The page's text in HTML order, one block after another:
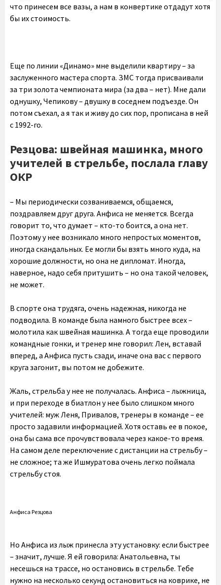
что принесем все вазы, а нам в конвертике отдадут хотя
бы их стоимость.
Еще по линии «Динамо» мне выделили квартиру – за
заслуженного мастера спорта. ЗМС тогда присваивали
за три золота чемпионата мира (за два – нет). Мне дали
однушку, Чепикову – двушку в соседнем подъезде. Он
потом съехал, а я так и живу до сих пор, прописана в ней
с 1992-го.
Резцова: швейная машинка, много
учителей в стрельбе, послала главу
ОКР
– Мы периодически созваниваемся, общаемся,
поздравляем друг друга. Анфиса не меняется. Всегда
говорит то, что думает – кто-то боится, а она нет.
Поэтому у нее возникало много непростых моментов,
иногда скандальных. Ее могли бы взять много куда, на
хорошие должности, но она не дипломат. Иногда,
наверное, надо себя притушить – но она такой человек,
не может.
В спорте она трудяга, очень надежная, никогда не
подводила. В команде была намного быстрее всех –
молотила как швейная машинка. А тогда еще проводили
командные гонки, и тренер мне говорил: Лен, вставай
вперед, а Анфиса пусть сзади, иначе она вас с первого
круга загонит, вы потом не добежите.
Жаль, стрельба у нее не получалась. Анфиса – лыжница,
и при переходе в биатлон у нее было слишком много
учителей: муж Леня, Привалов, тренеры в команде – ее
просто задавили информацией. Хотя оставь ее в покое,
она бы сама все прочувствовала через какое-то время.
На самом деле переключение с дистанции на стрельбу –
не сложное; та же Ишмуратова очень легко поймала
стрельбу стоя.
Анфиса Резцова
Но Анфиса из лыж принесла эту установку: если быстрее
– значит, лучше. Я ей говорила: Анатольевна, ты
несешься на трассе, но остановись в стрельбе. Тебе
нужно на несколько секунд остановиться на коврике, не